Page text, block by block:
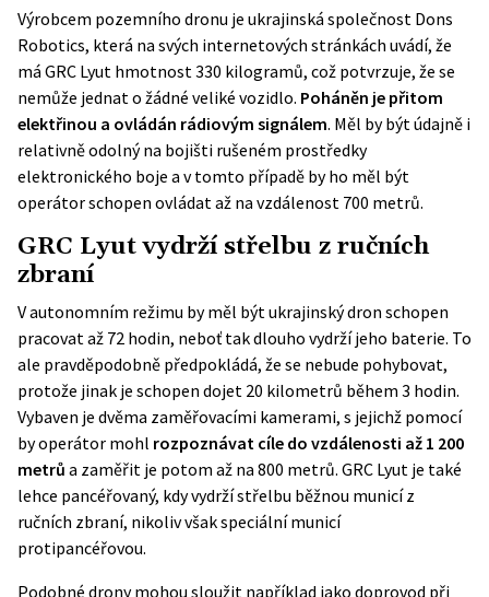
Výrobcem pozemního dronu je ukrajinská společnost Dons
Robotics, která na svých internetových stránkách uvádí, že
má GRC Lyut hmotnost 330 kilogramů, což potvrzuje, že se
nemůže jednat o žádné veliké vozidlo. Poháněn je přitom
elektřinou a ovládán rádiovým signálem. Měl by být údajně i
relativně odolný na bojišti rušeném prostředky
elektronického boje a v tomto případě by ho měl být
operátor schopen ovládat až na vzdálenost 700 metrů.
GRC Lyut vydrží střelbu z ručních
zbraní
V autonomním režimu by měl být ukrajinský dron schopen
pracovat až 72 hodin, neboť tak dlouho vydrží jeho baterie. To
ale pravděpodobně předpokládá, že se nebude pohybovat,
protože jinak je schopen dojet 20 kilometrů během 3 hodin.
Vybaven je dvěma zaměřovacími kamerami, s jejichž pomocí
by operátor mohl rozpoznávat cíle do vzdálenosti až 1 200
metrů a zaměřit je potom až na 800 metrů. GRC Lyut je také
lehce pancéřovaný, kdy vydrží střelbu běžnou municí z
ručních zbraní, nikoliv však speciální municí
protipancéřovou.
Podobné drony mohou sloužit například jako doprovod při